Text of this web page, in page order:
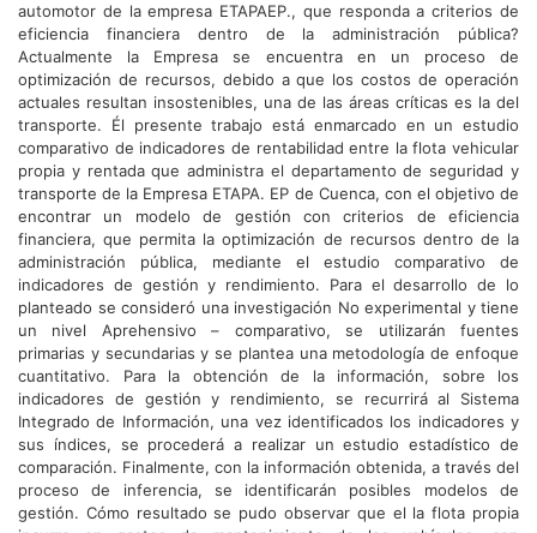
automotor de la empresa ETAPAEP., que responda a criterios de
eficiencia financiera dentro de la administración pública?
Actualmente la Empresa se encuentra en un proceso de
optimización de recursos, debido a que los costos de operación
actuales resultan insostenibles, una de las áreas críticas es la del
transporte. Él presente trabajo está enmarcado en un estudio
comparativo de indicadores de rentabilidad entre la flota vehicular
propia y rentada que administra el departamento de seguridad y
transporte de la Empresa ETAPA. EP de Cuenca, con el objetivo de
encontrar un modelo de gestión con criterios de eficiencia
financiera, que permita la optimización de recursos dentro de la
administración pública, mediante el estudio comparativo de
indicadores de gestión y rendimiento. Para el desarrollo de lo
planteado se consideró una investigación No experimental y tiene
un nivel Aprehensivo – comparativo, se utilizarán fuentes
primarias y secundarias y se plantea una metodología de enfoque
cuantitativo. Para la obtención de la información, sobre los
indicadores de gestión y rendimiento, se recurrirá al Sistema
Integrado de Información, una vez identificados los indicadores y
sus índices, se procederá a realizar un estudio estadístico de
comparación. Finalmente, con la información obtenida, a través del
proceso de inferencia, se identificarán posibles modelos de
gestión. Cómo resultado se pudo observar que el la flota propia